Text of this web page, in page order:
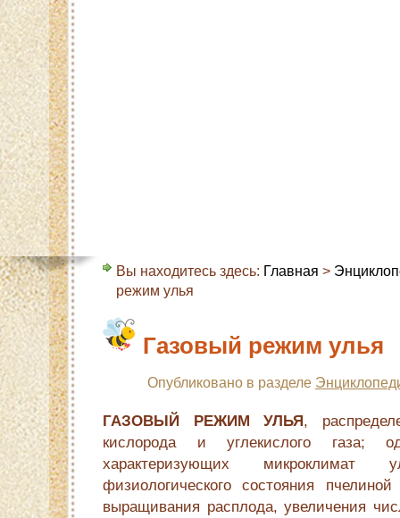
Вы находитесь здесь: Главная >
режим улья
Газовый режим улья
Опубликовано в разделе
ГАЗОВЫЙ РЕЖИМ УЛЬЯ,
кислорода и углекислого газа;
характеризующих
физиологического состояния
выращивания расплода, увеличения